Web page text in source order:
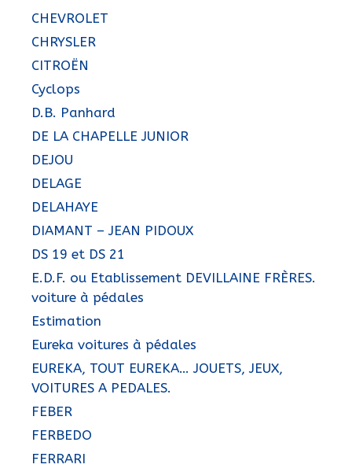
CHEVROLET
CHRYSLER
CITROËN
Cyclops
D.B. Panhard
DE LA CHAPELLE JUNIOR
DEJOU
DELAGE
DELAHAYE
DIAMANT – JEAN PIDOUX
DS 19 et DS 21
E.D.F. ou Etablissement DEVILLAINE FRÈRES.
voiture à pédales
Estimation
Eureka voitures à pédales
EUREKA, TOUT EUREKA… JOUETS, JEUX,
VOITURES A PEDALES.
FEBER
FERBEDO
FERRARI